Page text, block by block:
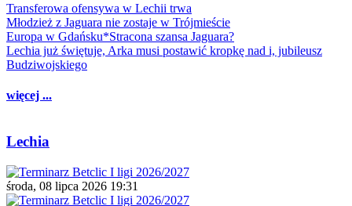
Transferowa ofensywa w Lechii trwa
Młodzież z Jaguara nie zostaje w Trójmieście
Europa w Gdańsku*Stracona szansa Jaguara?
Lechia już świętuje, Arka musi postawić kropkę nad i, jubileusz
Budziwojskiego
więcej ...
Lechia
środa, 08 lipca 2026 19:31